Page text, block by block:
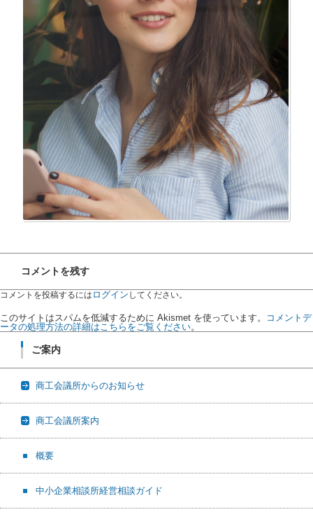
コメントを残す
コメントを投稿するには ログイン してください。
このサイトはスパムを低減するために Akismet を使っています。
コメントデ
ータの処理方法の詳細はこちらをご覧ください。
ご案内
商工会議所からのお知らせ
商工会議所案内
概要
中小企業相談所経営相談ガイド